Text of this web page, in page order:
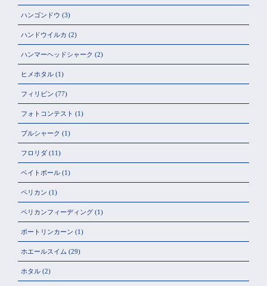
ハンゴンドウ (3)
ハンドウイルカ (2)
ハンマーヘッドシャーク (2)
ヒメホタル (1)
フィリピン (77)
フォトコンテスト (1)
ブルシャーク (1)
フロリダ (11)
ベイトボール (1)
ペリカン (1)
ペリカンフィーディング (1)
ポートリンカーン (1)
ホエールスイム (29)
ホタル (2)